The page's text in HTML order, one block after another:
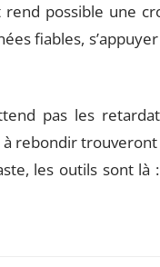
possible une
fiables,
pas les
rebondir trouveront
les outils sont là